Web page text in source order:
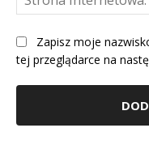
Zapisz moje
tej przeglądarce na